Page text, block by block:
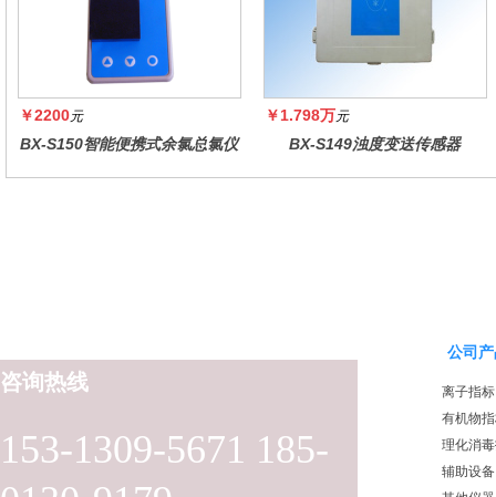
￥2200元
BX-S150智能便携式余氯总氯仪
￥1.798万元
BX-S149浊度变送传感器
153-1309-5671 185-
咨询热线
公司
离子指标
有机物
理化消
辅助设备